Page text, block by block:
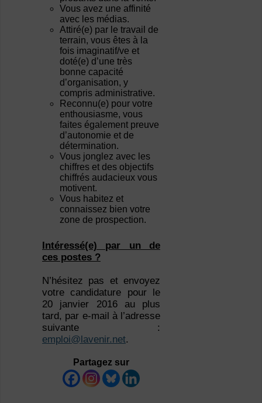
Vous avez une affinité
avec les médias.
Attiré(e) par le travail de
terrain, vous êtes à la
fois imaginatif/ve et
doté(e) d’une très
bonne capacité
d’organisation, y
compris administrative.
Reconnu(e) pour votre
enthousiasme, vous
faites également preuve
d’autonomie et de
détermination.
Vous jonglez avec les
chiffres et des objectifs
chiffrés audacieux vous
motivent.
Vous habitez et
connaissez bien votre
zone de prospection.
Intéressé(e) par un de
ces postes ?
N’hésitez pas et envoyez
votre candidature pour le
20 janvier 2016 au plus
tard, par e-mail à l’adresse
suivante :
emploi@lavenir.net.
Partagez sur